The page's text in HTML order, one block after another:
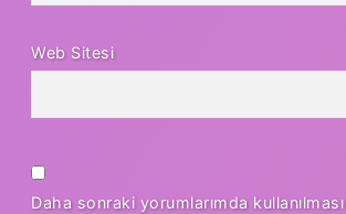
Web Sitesi
Daha sonraki yorumlarımda